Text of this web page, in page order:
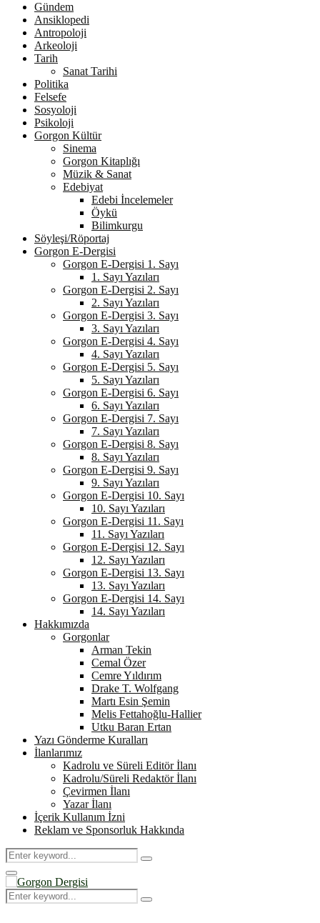
Gündem
Ansiklopedi
Antropoloji
Arkeoloji
Tarih
Sanat Tarihi
Politika
Felsefe
Sosyoloji
Psikoloji
Gorgon Kültür
Sinema
Gorgon Kitaplığı
Müzik & Sanat
Edebiyat
Edebi İncelemeler
Öykü
Bilimkurgu
Söyleşi/Röportaj
Gorgon E-Dergisi
Gorgon E-Dergisi 1. Sayı
1. Sayı Yazıları
Gorgon E-Dergisi 2. Sayı
2. Sayı Yazıları
Gorgon E-Dergisi 3. Sayı
3. Sayı Yazıları
Gorgon E-Dergisi 4. Sayı
4. Sayı Yazıları
Gorgon E-Dergisi 5. Sayı
5. Sayı Yazıları
Gorgon E-Dergisi 6. Sayı
6. Sayı Yazıları
Gorgon E-Dergisi 7. Sayı
7. Sayı Yazıları
Gorgon E-Dergisi 8. Sayı
8. Sayı Yazıları
Gorgon E-Dergisi 9. Sayı
9. Sayı Yazıları
Gorgon E-Dergisi 10. Sayı
10. Sayı Yazıları
Gorgon E-Dergisi 11. Sayı
11. Sayı Yazıları
Gorgon E-Dergisi 12. Sayı
12. Sayı Yazıları
Gorgon E-Dergisi 13. Sayı
13. Sayı Yazıları
Gorgon E-Dergisi 14. Sayı
14. Sayı Yazıları
Hakkımızda
Gorgonlar
Arman Tekin
Cemal Özer
Cemre Yıldırım
Drake T. Wolfgang
Martı Esin Şemin
Melis Fettahoğlu-Hallier
Utku Baran Ertan
Yazı Gönderme Kuralları
İlanlarımız
Kadrolu ve Süreli Editör İlanı
Kadrolu/Süreli Redaktör İlanı
Çevirmen İlanı
Yazar İlanı
İçerik Kullanım İzni
Reklam ve Sponsorluk Hakkında
Search
for:
Search
Primary
Menu
Search
for:
Search